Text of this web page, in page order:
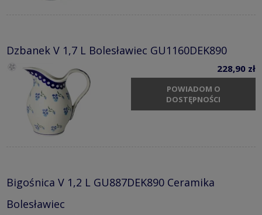
Dzbanek V 1,7 L Bolesławiec GU1160DEK890
228,90 zł
POWIADOM O
DOSTĘPNOŚCI
Bigośnica V 1,2 L GU887DEK890 Ceramika
Bolesławiec